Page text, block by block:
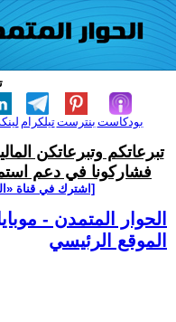
تيلكرامبنترست بودكاست
تبرعاتكم وتبرعاتكن
فشاركونا في دعم
[اشترك في قناة
الحوار المتمدن -
الموقع الرئيسي